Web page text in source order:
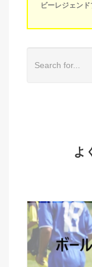
ビーレジェン
よ